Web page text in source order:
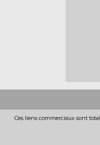
Ces liens commerciaux sont